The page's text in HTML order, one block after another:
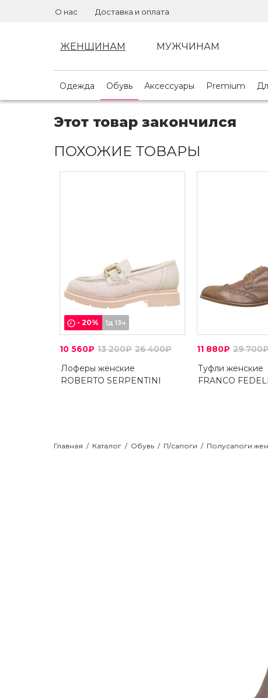
О нас Доставка и оплата
ЖЕНЩИНАМ МУЖЧИНАМ
Одежда Обувь Аксессуары Premium
Этот товар закончился
ПОХОЖИЕ ТОВАРЫ
- 20% 1д 13ч
10 560₽ 13 200₽ 26 400₽
Лоферы женские
ROBERTO SERPENTINI
11 880₽ 29
Туфли женские
FRANCO
Главная / Каталог / Обувь / П/сапоги / Полусапоги